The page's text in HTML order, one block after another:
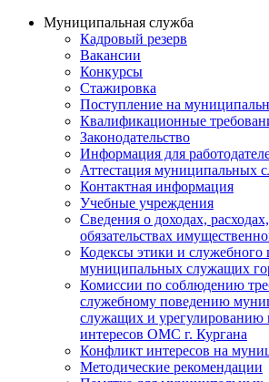
Муниципальная служба
Кадровый резерв
Вакансии
Конкурсы
Стажировка
Поступление на
Квалификационные
Законодательство
Информация для
Аттестация муниципальных
Контактная информация
Учебные учреждения
Сведения о доходах,
обязательствах
Кодексы этики и служебного
муниципальных служащих
Комиссии по соблюдению
служебному поведению
служащих и урегулированию
интересов ОМС г. Кургана
Конфликт интересов на
Методические рекомендации